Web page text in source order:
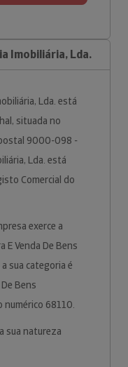
Imobiliária, Lda.
Lda. está
situada no
9000-098 -
Lda. está
Comercial do
exerce a
E Venda De Bens
sua categoria é
Bens
numérico 68110.
sua natureza